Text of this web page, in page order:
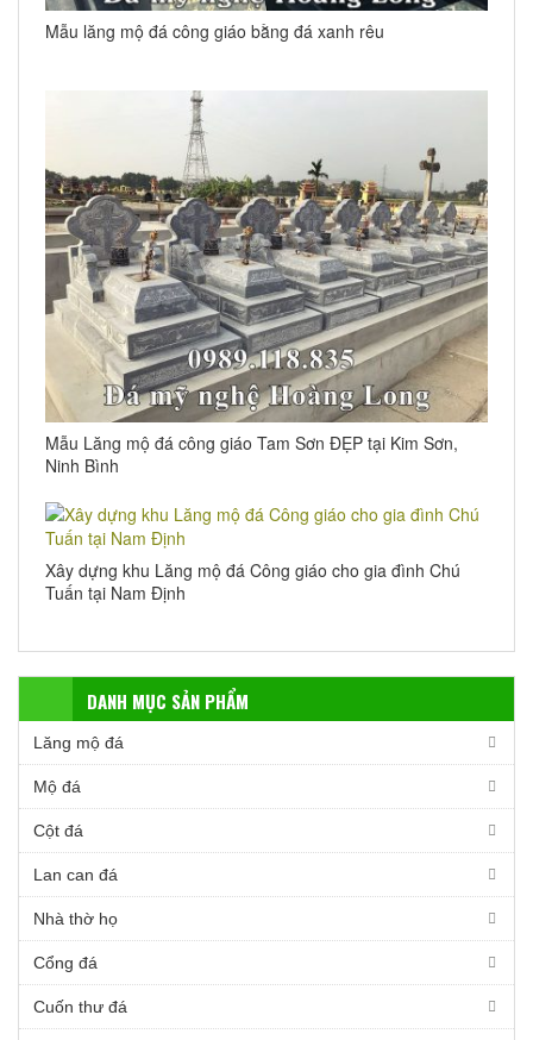
Mẫu lăng mộ đá công giáo bằng đá xanh rêu
Mẫu Lăng mộ đá công giáo Tam Sơn ĐẸP tại Kim Sơn,
Ninh Bình
Xây dựng khu Lăng mộ đá Công giáo cho gia đình Chú
Tuấn tại Nam Định
DANH MỤC SẢN PHẨM
Lăng mộ đá
Mộ đá
Cột đá
Lan can đá
Nhà thờ họ
Cổng đá
Cuốn thư đá